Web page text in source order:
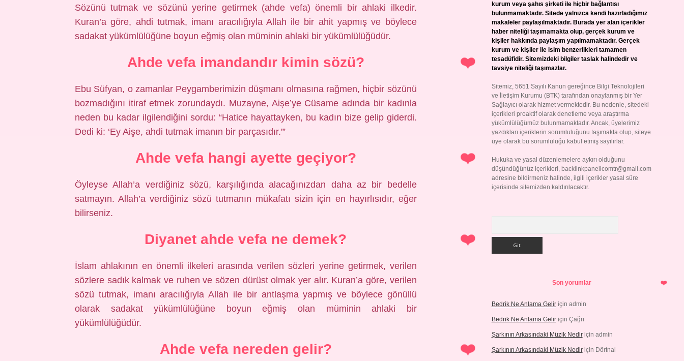
Sözünü tutmak ve sözünü yerine getirmek (ahde vefa) önemli bir ahlaki ilkedir.
Kuran’a göre, ahdi tutmak, imanı aracılığıyla Allah ile bir ahit yapmış ve böylece
sadakat yükümlülüğüne boyun eğmiş olan müminin ahlaki bir yükümlülüğüdür.
Ahde vefa imandandır kimin sözü?
Ebu Süfyan, o zamanlar Peygamberimizin düşmanı olmasına rağmen, hiçbir sözünü
bozmadığını itiraf etmek zorundaydı. Muzayne, Aişe’ye Cüsame adında bir kadınla
neden bu kadar ilgilendiğini sordu: “Hatice hayattayken, bu kadın bize gelip giderdi.
Dedi ki: ‘Ey Aişe, ahdi tutmak imanın bir parçasıdır.'”
Ahde vefa hangi ayette geçiyor?
Öyleyse Allah’a verdiğiniz sözü, karşılığında alacağınızdan daha az bir bedelle
satmayın. Allah’a verdiğiniz sözü tutmanın mükafatı sizin için en hayırlısıdır, eğer
bilirseniz.
Diyanet ahde vefa ne demek?
İslam ahlakının en önemli ilkeleri arasında verilen sözleri yerine getirmek, verilen
sözlere sadık kalmak ve ruhen ve sözen dürüst olmak yer alır. Kuran’a göre, verilen
sözü tutmak, imanı aracılığıyla Allah ile bir antlaşma yapmış ve böylece gönüllü
olarak sadakat yükümlülüğüne boyun eğmiş olan müminin ahlaki bir
yükümlülüğüdür.
Ahde vefa nereden gelir?
kurum veya şahıs şirketi ile hiçbir bağlantısı
bulunmamaktadır. Sitede yalnızca kendi hazırladığımız
makaleler paylaşılmaktadır. Burada yer alan içerikler
haber niteliği taşımamakta olup, gerçek kurum ve
kişiler hakkında paylaşım yapılmamaktadır. Gerçek
kurum ve kişiler ile isim benzerlikleri tamamen
tesadüfidir. Sitemizdeki bilgiler taslak halindedir ve
tavsiye niteliği taşımazlar.
Sitemiz, 5651 Sayılı Kanun gereğince Bilgi Teknolojileri
ve İletişim Kurumu (BTK) tarafından onaylanmış bir Yer
Sağlayıcı olarak hizmet vermektedir. Bu nedenle, sitedeki
içerikleri proaktif olarak denetleme veya araştırma
yükümlülüğümüz bulunmamaktadır. Ancak, üyelerimiz
yazdıkları içeriklerin sorumluluğunu taşımakta olup, siteye
üye olarak bu sorumluluğu kabul etmiş sayılırlar.
Hukuka ve yasal düzenlemelere aykırı olduğunu
düşündüğünüz içerikleri, backlinkpanelicomtr@gmail.com
adresine bildirmeniz halinde, ilgili içerikler yasal süre
içerisinde sitemizden kaldırılacaktır.
Son yorumlar
Bedrik Ne Anlama Geliriçin admin
Bedrik Ne Anlama Geliriçin Çağrı
Şarkının Arkasındaki Müzik Nediriçin admin
Şarkının Arkasındaki Müzik Nediriçin Dörtnal